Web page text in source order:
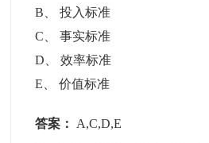
B 、投入标准
C 、事实标准
D 、效率标准
E 、价值标准
答案： A,C,D,E